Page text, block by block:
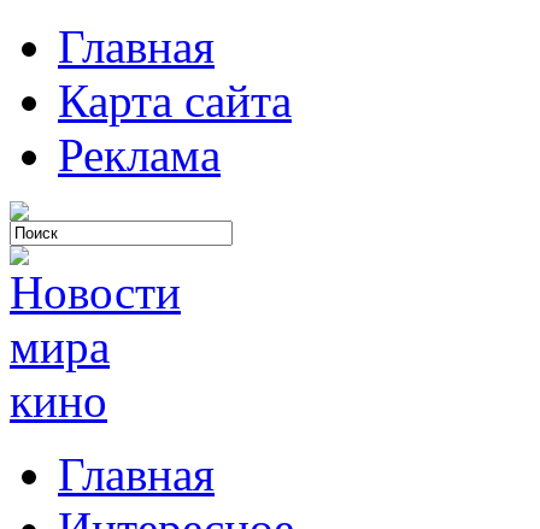
Главная
Карта сайта
Реклама
Главная